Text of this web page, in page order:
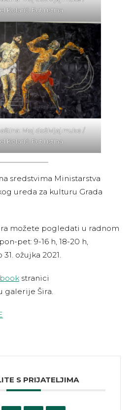
Kolarić: Put i istina
Moj doživljaj muke /
Kolarić: Put i istina
sredstvima Ministarstva
ureda za kulturu Grada
možete pogledati u radnom
pet: 9-16 h, 18-20 h,
31. ožujka 2021.
stranici
galerije Šira.
S PRIJATELJIMA